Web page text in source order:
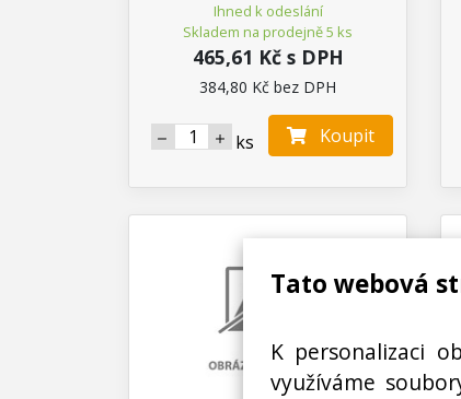
Tato webová
K personalizaci
využíváme
Ihned k odeslání
Skladem na prodejně 5 ks
465,61 Kč s DPH
384,80 Kč bez DPH
ks Koupit